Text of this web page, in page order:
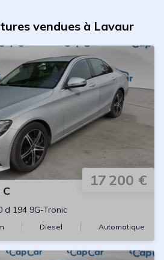
vendues à Lavaur
17 200 €
C
d 194 9G-Tronic
Diesel Automatique